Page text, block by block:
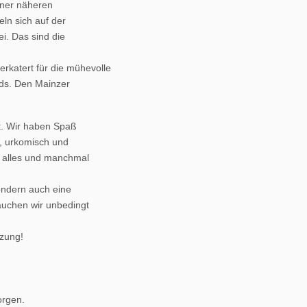
näheren
sich auf der
Das sind die
für die mühevolle
Den Mainzer
Wir haben Spaß
urkomisch und
und manchmal
auch eine
wir unbedingt